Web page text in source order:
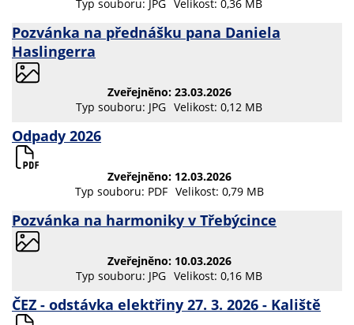
Typ souboru: JPG Velikost: 0,36 MB
Pozvánka na přednášku pana Daniela
Haslingerra
Zveřejněno: 23.03.2026
Typ souboru: JPG Velikost: 0,12 MB
Odpady 2026
Zveřejněno: 12.03.2026
Typ souboru: PDF Velikost: 0,79 MB
Pozvánka na harmoniky v Třebýcince
Zveřejněno: 10.03.2026
Typ souboru: JPG Velikost: 0,16 MB
ČEZ - odstávka elektřiny 27. 3. 2026 - Kaliště